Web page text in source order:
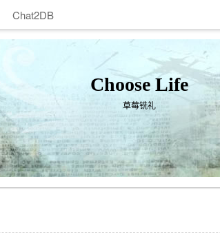
Chat2DB
Choose Life
草莓铣礼